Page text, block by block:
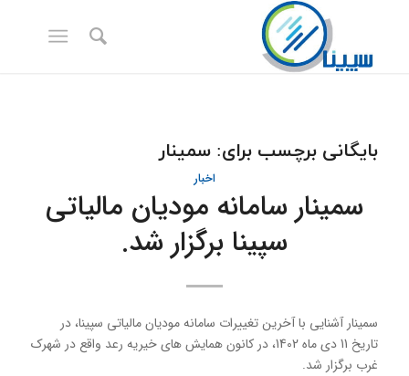
بایگانی برچسب برای: سمینار
اخبار
سمینار سامانه مودیان مالیاتی
سپینا برگزار شد.
سمینار آشنایی با آخرین تغییرات سامانه مودیان مالیاتی سپینا، در
تاریخ 11 دی ماه 1402، در کانون همایش های خیریه رعد واقع در شهرک
غرب برگزار شد.